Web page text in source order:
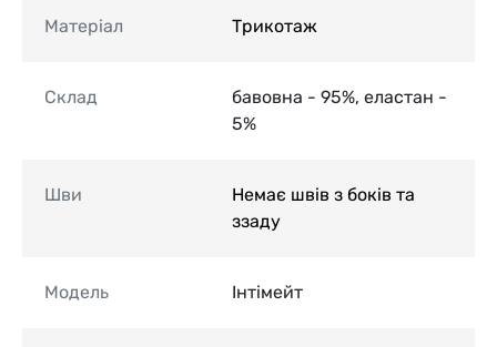
Матеріал Трикотаж
Склад
бавовна - 95%, еластан -
5%
Шви
Немає швів з боків та
ззаду
Модель Інтімейт